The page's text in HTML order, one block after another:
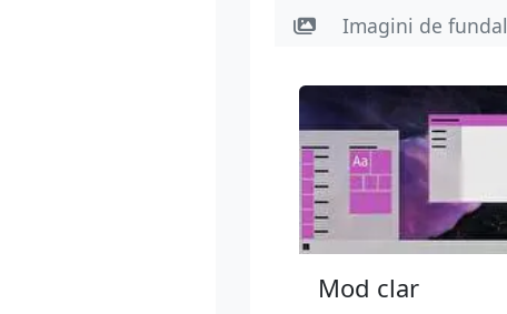
Imagini de fundal
Mod clar